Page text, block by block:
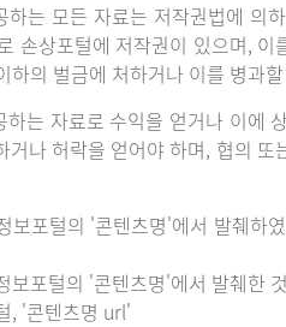
하는 모든 자료는 저작권법에
손상포털에 저작권이 있으며,
의 벌금에 처하거나 이를 병과
는 자료로 수익을 얻거나 이에
나 허락을 얻어야 하며, 협의
보포털의 '콘텐츠명'에서 발췌하
보포털의 '콘텐츠명'에서 발췌한
, '콘텐츠명 url'